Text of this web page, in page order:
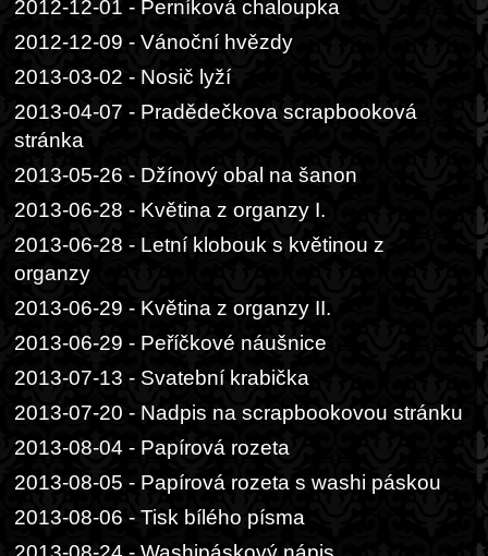
2012-12-01 - Perníková chaloupka
2012-12-09 - Vánoční hvězdy
2013-03-02 - Nosič lyží
2013-04-07 - Pradědečkova scrapbooková
stránka
2013-05-26 - Džínový obal na šanon
2013-06-28 - Květina z organzy I.
2013-06-28 - Letní klobouk s květinou z
organzy
2013-06-29 - Květina z organzy II.
2013-06-29 - Peříčkové náušnice
2013-07-13 - Svatební krabička
2013-07-20 - Nadpis na scrapbookovou stránku
2013-08-04 - Papírová rozeta
2013-08-05 - Papírová rozeta s washi páskou
2013-08-06 - Tisk bílého písma